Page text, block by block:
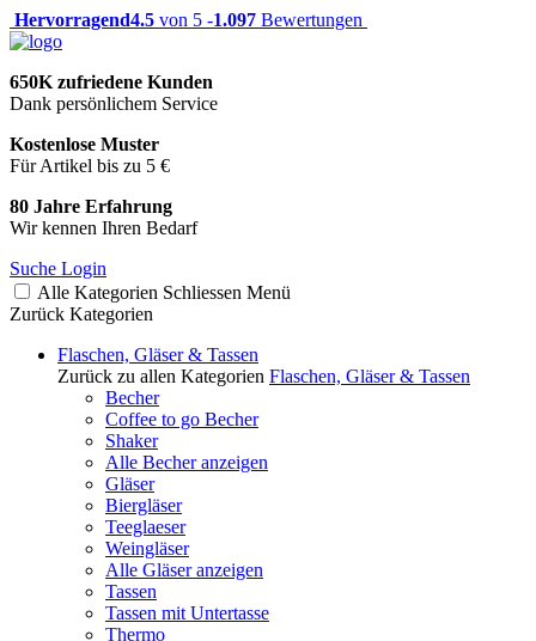
Hervorragend4.5 von 5 -1.097 Bewertungen
650K zufriedene Kunden
Dank persönlichem Service
Kostenlose Muster
Für Artikel bis zu 5 €
80 Jahre Erfahrung
Wir kennen Ihren Bedarf
Suche Login
Alle Kategorien Schliessen Menü
Zurück Kategorien
Flaschen, Gläser & Tassen
Zurück zu allen Kategorien Flaschen, Gläser & Tassen
Becher
Coffee to go Becher
Shaker
Alle Becher anzeigen
Gläser
Biergläser
Teeglaeser
Weingläser
Alle Gläser anzeigen
Tassen
Tassen mit Untertasse
Thermo